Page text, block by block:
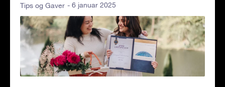
Tips og Gaver - 6 januar 2025